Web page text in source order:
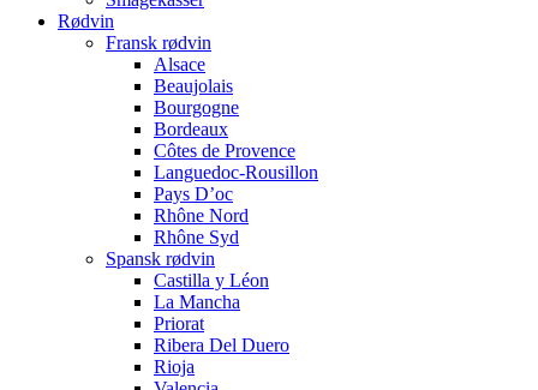
Rødvin
Fransk rødvin
Alsace
Beaujolais
Bourgogne
Bordeaux
Côtes de Provence
Languedoc-Rousillon
Pays D’oc
Rhône Nord
Rhône Syd
Spansk rødvin
Castilla y Léon
La Mancha
Priorat
Ribera Del Duero
Rioja